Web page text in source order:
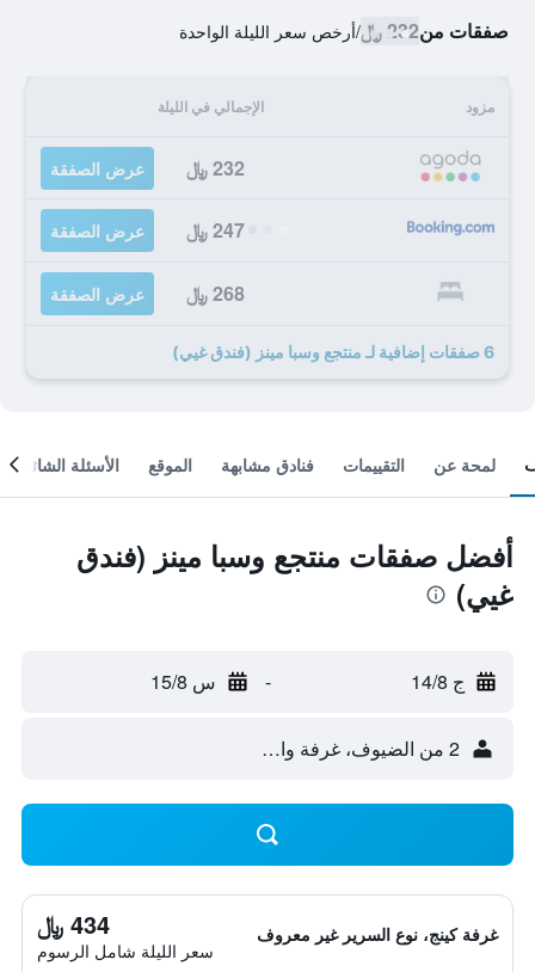
صفقات من232 ﷼ /أرخص سعر الليلة الواحدة
مزود الإجمالي في الليلة
232 ﷼ عرض الصفقة
247 ﷼ عرض الصفقة
268 ﷼ عرض الصفقة
6 صفقات إضافية لـ منتجع وسبا مينز (فندق غيي)
لمحة عن التقييمات فنادق مشابهة الموقع الأسئلة الشائعة
أفضل صفقات منتجع وسبا مينز (فندق
غيي)
ج 14/8 - س 15/8
2 من الضيوف، غرفة واحدة
غرفة كينج، نوع السرير غير معروف 434 ﷼
سعر الليلة شامل الرسوم